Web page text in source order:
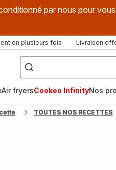
par nous pour
en plusieurs fois Livraison
["Que
recherchez-
vous
?",
fryer",
"Companion"]
Air fryersCookeo InfinityNos
TOUTES NOS RECETTES